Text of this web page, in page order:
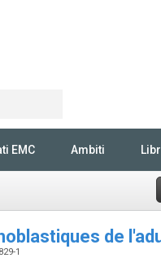
EMC Ambiti
de
1